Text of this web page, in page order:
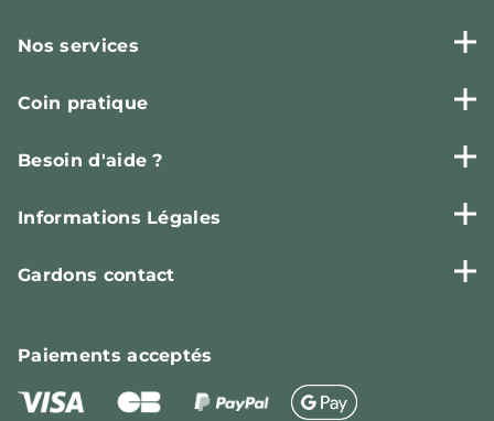
Nos services
Coin pratique
Besoin d'aide ?
Informations Légales
Gardons contact
Paiementsacceptés